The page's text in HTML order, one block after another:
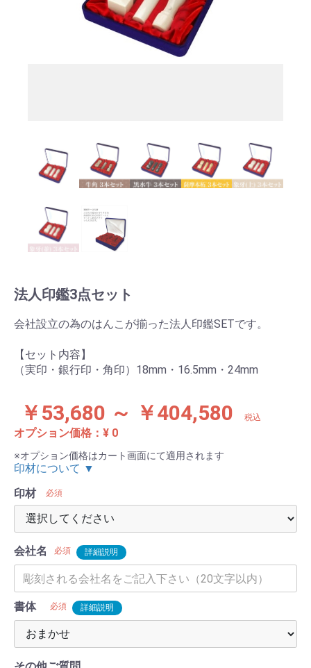
法人印鑑3点セット
会社設立の為のはんこが揃った法人印鑑SETです。
【セット内容】
（実印・銀行印・角印）18mm・16.5mm・24mm
￥53,680 ～ ￥404,580 税込
オプション価格：¥ 0
※オプション価格はカート画面にて適用されます
印材について ▼
印材
必須
会社名 必須 詳細説明
書体 必須 詳細説明